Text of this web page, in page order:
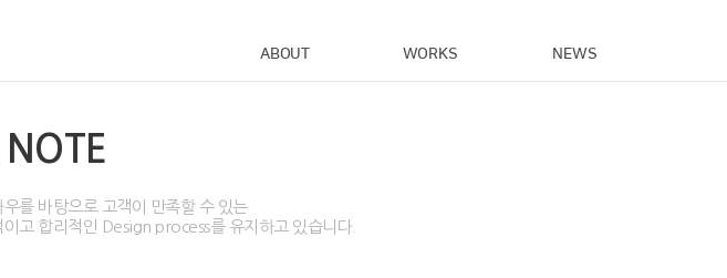
ABOUT WORKS NEWS
NOTE
를 바탕으로 고객이 만족할 수 있는
고 합리적인 Design process를 유지하고 있습니다.